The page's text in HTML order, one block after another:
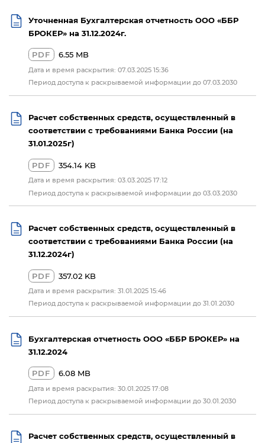
Уточненная Бухгалтерская отчетность ООО «ББР
БРОКЕР» на 31.12.2024г.
PDF 6.55 MB
Дата и время раскрытия: 07.03.2025 15:36
Период доступа к раскрываемой информации до 07.03.2030
Расчет собственных средств, осуществленный в
соответствии с требованиями Банка России (на
31.01.2025г)
PDF 354.14 KB
Дата и время раскрытия: 03.03.2025 17:12
Период доступа к раскрываемой информации до 03.03.2030
Расчет собственных средств, осуществленный в
соответствии с требованиями Банка России (на
31.12.2024г)
PDF 357.02 KB
Дата и время раскрытия: 31.01.2025 15:46
Период доступа к раскрываемой информации до 31.01.2030
Бухгалтерская отчетность ООО «ББР БРОКЕР» на
31.12.2024
PDF 6.08 MB
Дата и время раскрытия: 30.01.2025 17:08
Период доступа к раскрываемой информации до 30.01.2030
Расчет собственных средств, осуществленный в